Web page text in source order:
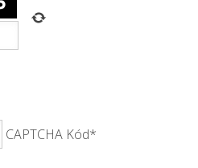
CAPTCHA Kód*